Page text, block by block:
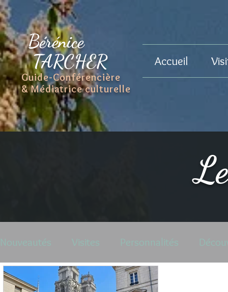
Bérénice
TARCHER
Guide-Conférencière
& Médiatrice culturelle
Accueil
Nouveautés Visites Personnalités